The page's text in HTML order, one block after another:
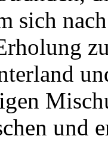
sich
und